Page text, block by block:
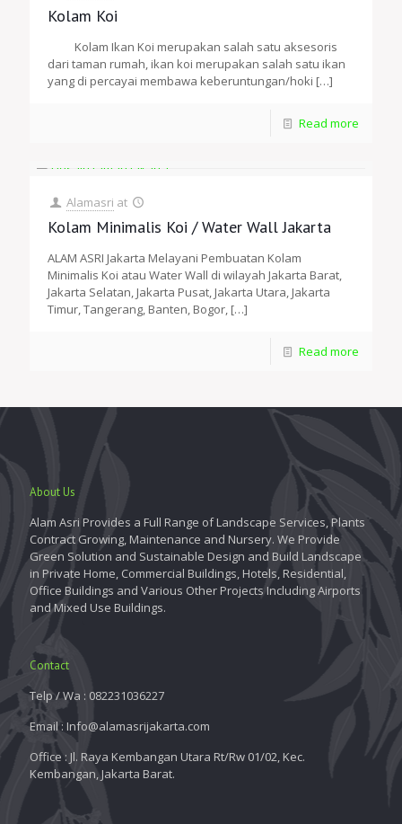
Kolam Koi
Kolam Ikan Koi merupakan salah satu aksesoris
dari taman rumah, ikan koi merupakan salah satu ikan
yang di percayai membawa keberuntungan/hoki […]
Read more
Alamasri at
Kolam Minimalis Koi / Water Wall Jakarta
ALAM ASRI Jakarta Melayani Pembuatan Kolam
Minimalis Koi atau Water Wall di wilayah Jakarta Barat,
Jakarta Selatan, Jakarta Pusat, Jakarta Utara, Jakarta
Timur, Tangerang, Banten, Bogor, […]
Read more
About Us
Alam Asri Provides a Full Range of Landscape Services, Plants
Contract Growing, Maintenance and Nursery. We Provide
Green Solution and Sustainable Design and Build Landscape
in Private Home, Commercial Buildings, Hotels, Residential,
Office Buildings and Various Other Projects Including Airports
and Mixed Use Buildings.
Contact
Telp / Wa : 082231036227
Email : Info@alamasrijakarta.com
Office : Jl. Raya Kembangan Utara Rt/Rw 01/02, Kec.
Kembangan, Jakarta Barat.